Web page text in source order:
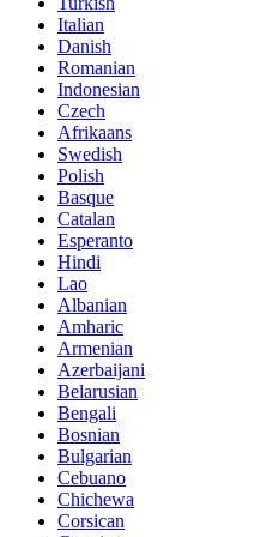
Italian
Danish
Romanian
Indonesian
Czech
Afrikaans
Swedish
Polish
Basque
Catalan
Esperanto
Hindi
Lao
Albanian
Amharic
Armenian
Azerbaijani
Belarusian
Bengali
Bosnian
Bulgarian
Cebuano
Chichewa
Corsican